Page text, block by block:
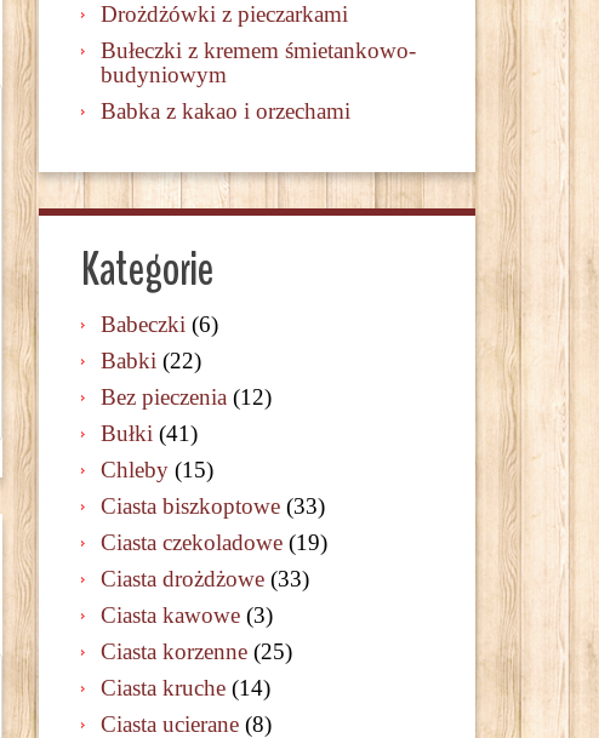
Drożdżówki z pieczarkami
Bułeczki z kremem śmietankowo-
budyniowym
Babka z kakao i orzechami
Kategorie
Babeczki (6)
Babki (22)
Bez pieczenia (12)
Bułki (41)
Chleby (15)
Ciasta biszkoptowe (33)
Ciasta czekoladowe (19)
Ciasta drożdżowe (33)
Ciasta kawowe (3)
Ciasta korzenne (25)
Ciasta kruche (14)
Ciasta ucierane (8)